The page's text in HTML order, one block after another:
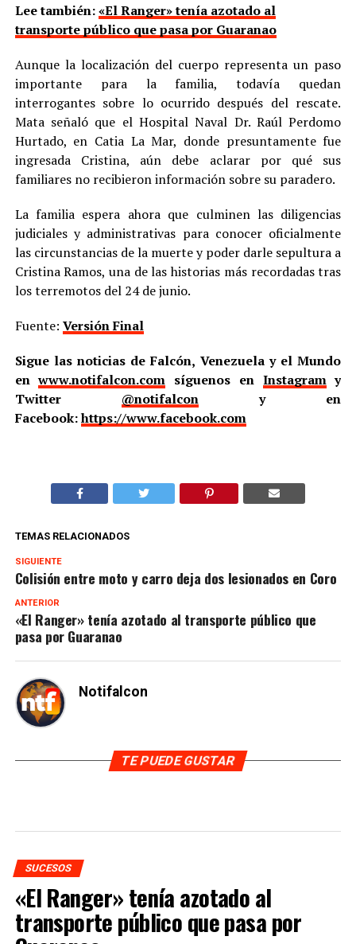
Lee también:«El Ranger» tenía azotado al
transporte público que pasa por Guaranao
Aunque la localización del cuerpo representa un paso
importante para la familia, todavía quedan
interrogantes sobre lo ocurrido después del rescate.
Mata señaló que el Hospital Naval Dr. Raúl Perdomo
Hurtado, en Catia La Mar, donde presuntamente fue
ingresada Cristina, aún debe aclarar por qué sus
familiares no recibieron información sobre su paradero.
La familia espera ahora que culminen las diligencias
judiciales y administrativas para conocer oficialmente
las circunstancias de la muerte y poder darle sepultura a
Cristina Ramos, una de las historias más recordadas tras
los terremotos del 24 de junio.
Fuente: Versión Final
Sigue las noticias de Falcón, Venezuela y el Mundo
enwww.notifalcon.com síguenos en Instagramy
Twitter @notifalcony en
Facebook:https://www.facebook.com
TEMAS RELACIONADOS
SIGUIENTE
Colisión entre moto y carro deja dos lesionados en Coro
ANTERIOR
«El Ranger» tenía azotado al transporte público que
pasa por Guaranao
Notifalcon
TE PUEDE GUSTAR
SUCESOS
«El Ranger» tenía azotado al
transporte público que pasa por